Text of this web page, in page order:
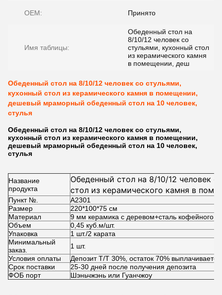
OEM: Принято
Имя таблицы:
Обеденный стол на
8/10/12 человек со
стульями, кухонный стол
из керамического камня
в помещении, деш
Обеденный стол на 8/10/12 человек со стульями,
кухонный стол из керамического камня в помещении,
дешевый мраморный обеденный стол на 10 человек,
стулья
Обеденный стол на 8/10/12 человек со стульями,
кухонный стол из керамического камня в помещении,
дешевый мраморный обеденный стол на 10 человек,
стулья
Название
продукта
Обеденный стол на 8/10/12 человек
стол из керамического камня в
мраморный обеденный стол на 10
Пункт №.
А2301
Размер
220*100*75 см
Материал
9 мм керамика с деревом+сталь кофейного
Объем
0,45 куб.м/шт.
Упаковка
1 шт./2 карата
Минимальный
заказ.
1 шт.
Условия оплаты
Депозит T/T 30%, остаток 70%
Срок поставки
25-30 дней после получения депозита
ФОБ порт
Шэньчжэнь или Гуанчжоу